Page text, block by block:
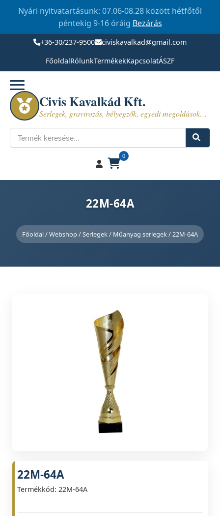
Nyári nyitvatartásunk: 07.06-08.28 között hétfőtől
péntekig 9-16 óráig Bezárás
+36-30/237-9500
civiskavalkad@gmail.com
FőoldalRólunkTermékekKapcsolatÁSZF
Civis Kavalkád Kft.
Serlegek, gravirozás, bélyegzők, egyedi megoldások…
Keresés
0
22M-64A
Főoldal/Webshop /Serlegek/ Műanyag serlegek/ 22M-64A
22M-64A
Termékkód: 22M-64A